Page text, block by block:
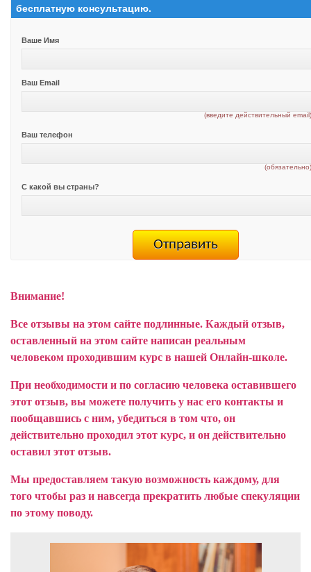
бесплатную консультацию.
Ваше Имя
Ваш Email
(введите действительный
Ваш телефон
С какой вы страны?
Внимание!
Все отзывы на этом сайте подлинные. Каждый отзыв,
оставленный на этом сайте написан реальным
человеком проходившим курс в нашей Онлайн-школе.
При необходимости и по согласию человека оставившего
этот отзыв, вы можете получить у нас его контакты и
пообщавшись с ним, убедиться в том что, он
действительно проходил этот курс, и он действительно
оставил этот отзыв.
Мы предоставляем такую возможность каждому, для
того чтобы раз и навсегда прекратить любые спекуляции
по этому поводу.